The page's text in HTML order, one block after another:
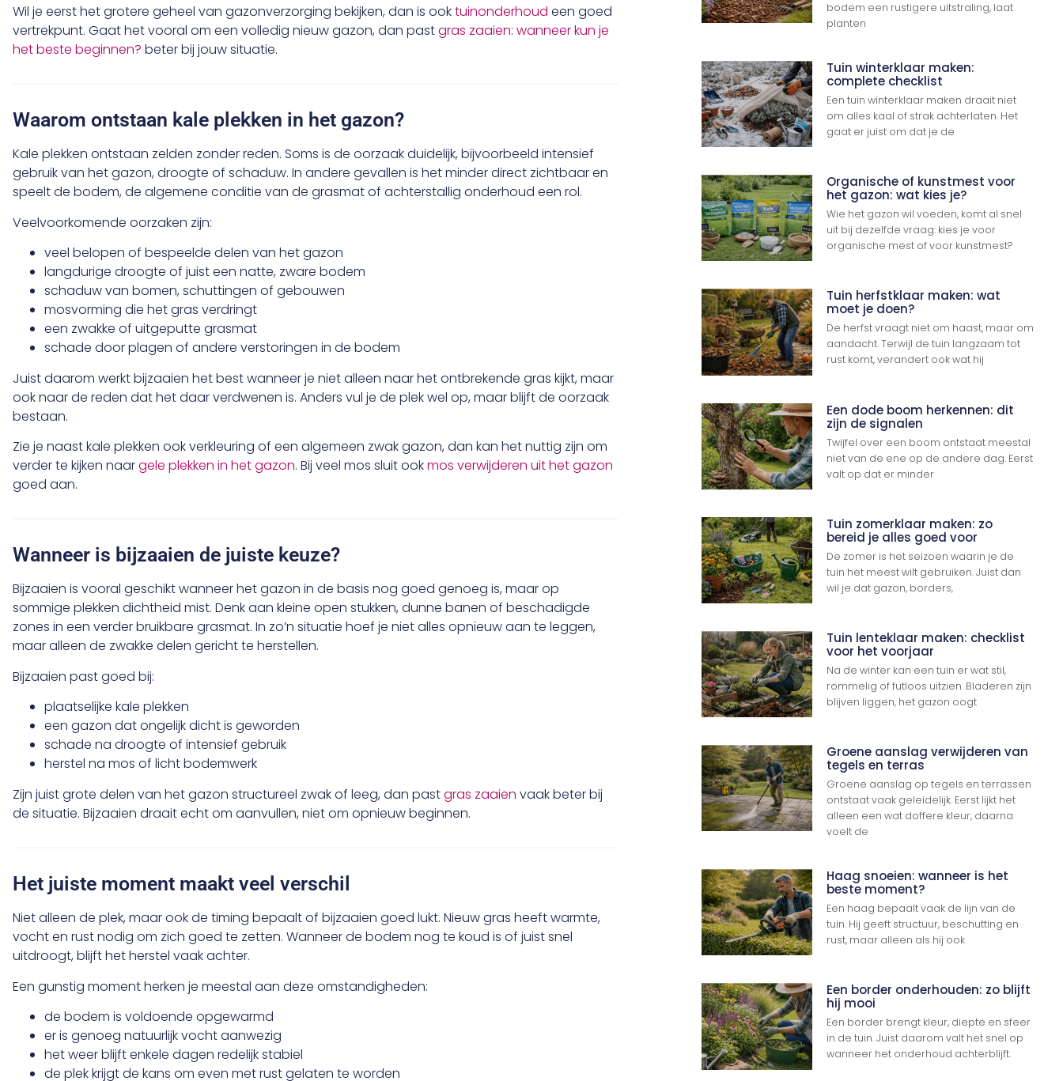
Wil je eerst het grotere geheel van gazonverzorging bekijken, dan is ooktuinonderhoud een goed
vertrekpunt. Gaat het vooral om een volledig nieuw gazon, dan pastgras zaaien: wanneer kun je
het beste beginnen? beter bij jouw situatie.
Waarom ontstaan kale plekken in het gazon?
Kale plekken ontstaan zelden zonder reden. Soms is de oorzaak duidelijk, bijvoorbeeld intensief
gebruik van het gazon, droogte of schaduw. In andere gevallen is het minder direct zichtbaar en
speelt de bodem, de algemene conditie van de grasmat of achterstallig onderhoud een rol.
Veelvoorkomende oorzaken zijn:
veel belopen of bespeelde delen van het gazon
langdurige droogte of juist een natte, zware bodem
schaduw van bomen, schuttingen of gebouwen
mosvorming die het gras verdringt
een zwakke of uitgeputte grasmat
schade door plagen of andere verstoringen in de bodem
Juist daarom werkt bijzaaien het best wanneer je niet alleen naar het ontbrekende gras kijkt, maar
ook naar de reden dat het daar verdwenen is. Anders vul je de plek wel op, maar blijft de oorzaak
bestaan.
Zie je naast kale plekken ook verkleuring of een algemeen zwak gazon, dan kan het nuttig zijn om
verder te kijken naargele plekken in het gazon. Bij veel mos sluit ookmos verwijderen uit het gazon
goed aan.
Wanneer is bijzaaien de juiste keuze?
Bijzaaien is vooral geschikt wanneer het gazon in de basis nog goed genoeg is, maar op
sommige plekken dichtheid mist. Denk aan kleine open stukken, dunne banen of beschadigde
zones in een verder bruikbare grasmat. In zo’n situatie hoef je niet alles opnieuw aan te leggen,
maar alleen de zwakke delen gericht te herstellen.
Bijzaaien past goed bij:
plaatselijke kale plekken
een gazon dat ongelijk dicht is geworden
schade na droogte of intensief gebruik
herstel na mos of licht bodemwerk
Zijn juist grote delen van het gazon structureel zwak of leeg, dan pastgras zaaien vaak beter bij
de situatie. Bijzaaien draait echt om aanvullen, niet om opnieuw beginnen.
Het juiste moment maakt veel verschil
Niet alleen de plek, maar ook de timing bepaalt of bijzaaien goed lukt. Nieuw gras heeft warmte,
vocht en rust nodig om zich goed te zetten. Wanneer de bodem nog te koud is of juist snel
uitdroogt, blijft het herstel vaak achter.
Een gunstig moment herken je meestal aan deze omstandigheden:
de bodem is voldoende opgewarmd
er is genoeg natuurlijk vocht aanwezig
het weer blijft enkele dagen redelijk stabiel
de plek krijgt de kans om even met rust gelaten te worden
bodem een rustigere uitstraling, laat
planten
Tuin winterklaar maken:
complete checklist
Een tuin winterklaar maken draait niet
om alles kaal of strak achterlaten. Het
gaat er juist om dat je de
Organische of kunstmest voor
het gazon: wat kies je?
Wie het gazon wil voeden, komt al snel
uit bij dezelfde vraag: kies je voor
organische mest of voor kunstmest?
Tuin herfstklaar maken: wat
moet je doen?
De herfst vraagt niet om haast, maar om
aandacht. Terwijl de tuin langzaam tot
rust komt, verandert ook wat hij
Een dode boom herkennen: dit
zijn de signalen
Twijfel over een boom ontstaat meestal
niet van de ene op de andere dag. Eerst
valt op dat er minder
Tuin zomerklaar maken: zo
bereid je alles goed voor
De zomer is het seizoen waarin je de
tuin het meest wilt gebruiken. Juist dan
wil je dat gazon, borders,
Tuin lenteklaar maken: checklist
voor het voorjaar
Na de winter kan een tuin er wat stil,
rommelig of futloos uitzien. Bladeren zijn
blijven liggen, het gazon oogt
Groene aanslag verwijderen van
tegels en terras
Groene aanslag op tegels en terrassen
ontstaat vaak geleidelijk. Eerst lijkt het
alleen een wat doffere kleur, daarna
voelt de
Haag snoeien: wanneer is het
beste moment?
Een haag bepaalt vaak de lijn van de
tuin. Hij geeft structuur, beschutting en
rust, maar alleen als hij ook
Een border onderhouden: zo blijft
hij mooi
Een border brengt kleur, diepte en sfeer
in de tuin. Juist daarom valt het snel op
wanneer het onderhoud achterblijft.